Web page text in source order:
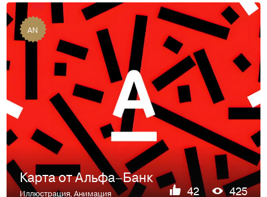
AN
Карта от Альфа–Банк
Иллюстрация,Анимация 42 425